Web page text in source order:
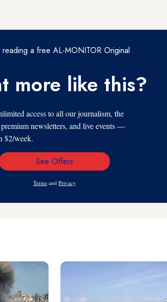
reading a free AL-MONITOR Original
more like this?
access to all our journalism, the
newsletters, and live events —
$2/week.
Email
See Offers
Terms and Privacy